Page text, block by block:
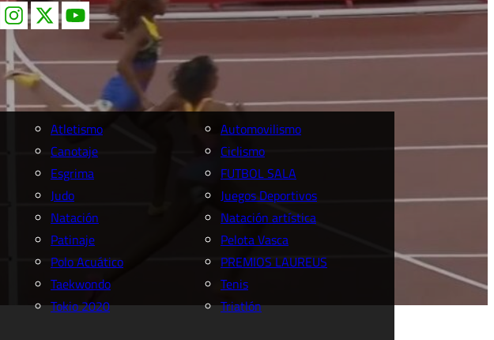
Atletismo
Automovilismo
Canotaje
Ciclismo
Esgrima
FUTBOL SALA
Judo
Juegos Deportivos
Natación
Natación artística
Patinaje
Pelota Vasca
Polo Acuático
PREMIOS LAUREUS
Taekwondo
Tenis
Tokio 2020
Triatlón